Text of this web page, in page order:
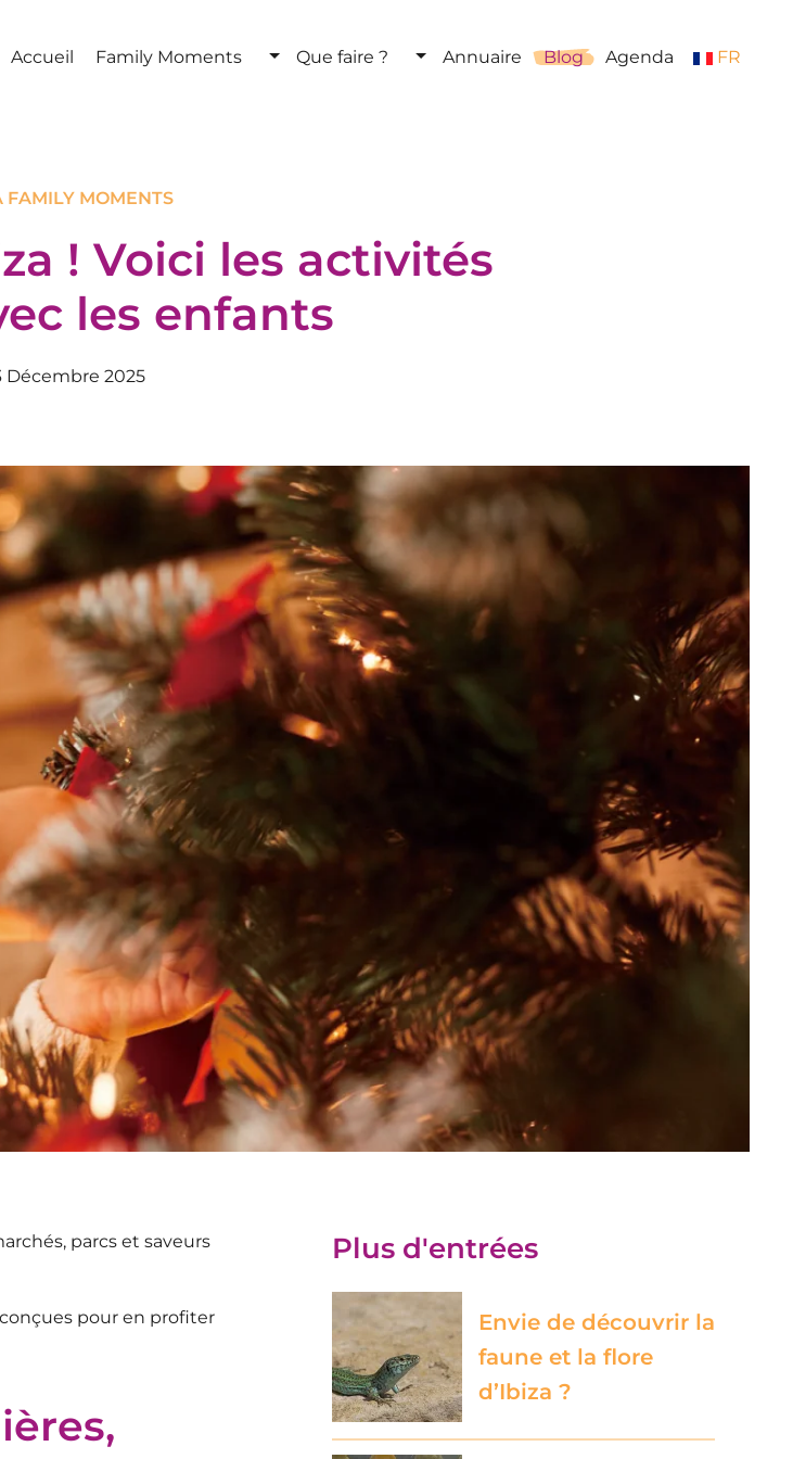
Accueil Family Moments Que faire ? Annuaire Blog Agenda FR
FAMILY MOMENTS
! Voici les activités
les enfants
Décembre 2025
parcs et saveurs
conçues pour en profiter
Plus d'entrées
Envie de découvrir la
faune et la flore
d’Ibiza ?